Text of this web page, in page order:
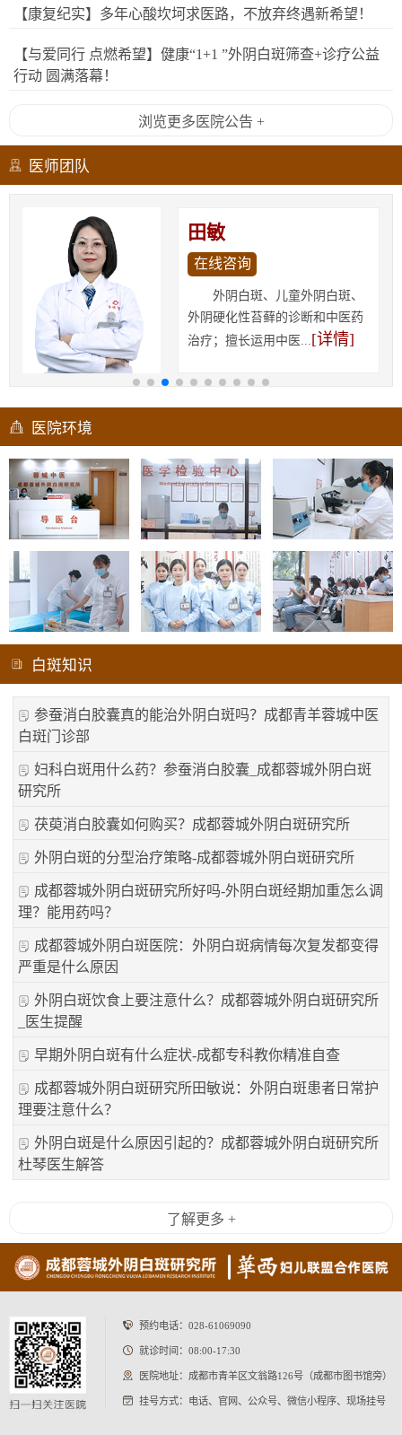
【康复纪实】多年心酸坎坷求医路，不放弃终遇新希望！
【与爱同行 点燃希望】健康“1+1 ”外阴白斑筛查+诊疗公益
行动 圆满落幕！
浏览更多医院公告 +
医师团队
田敏
在线咨询
外阴白斑、儿童外阴白斑、
外阴硬化性苔藓的诊断和中医药
治疗；擅长运用中医...[详情]
医院环境
白斑知识
参蚕消白胶囊真的能治外阴白斑吗？成都青羊蓉城中医
白斑门诊部
妇科白斑用什么药？参蚕消白胶囊_成都蓉城外阴白斑
研究所
茯萸消白胶囊如何购买？成都蓉城外阴白斑研究所
外阴白斑的分型治疗策略-成都蓉城外阴白斑研究所
成都蓉城外阴白斑研究所好吗-外阴白斑经期加重怎么调
理？能用药吗？
成都蓉城外阴白斑医院：外阴白斑病情每次复发都变得
严重是什么原因
外阴白斑饮食上要注意什么？成都蓉城外阴白斑研究所
_医生提醒
早期外阴白斑有什么症状-成都专科教你精准自查
成都蓉城外阴白斑研究所田敏说：外阴白斑患者日常护
理要注意什么？
外阴白斑是什么原因引起的？成都蓉城外阴白斑研究所
杜琴医生解答
了解更多 +
预约电话： 028-61069090
就诊时间：08:00-17:30
医院地址：成都市青羊区文翁路126号（成都市图书馆旁）
挂号方式：电话、官网、公众号、微信小程序、现场挂号